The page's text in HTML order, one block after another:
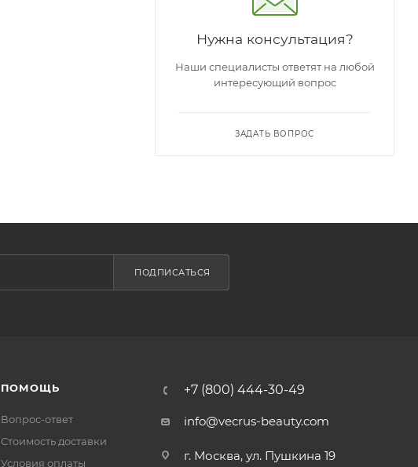
Нужна консультация?
Наши специалисты ответят на любой
интересующий вопрос
ЗАДАТЬ ВОПРОС
ПОДПИСАТЬСЯ
ПОМОЩЬ
Вопрос-ответ
Стоимость доставки
Условия оплаты
+7 (800) 444-30-49
info@vecrus-beauty.com
г. Москва, ул. Пушкина 19